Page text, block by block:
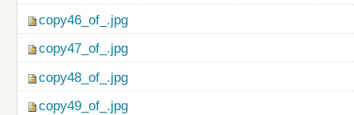
copy46_of_.jpg
copy47_of_.jpg
copy48_of_.jpg
copy49_of_.jpg